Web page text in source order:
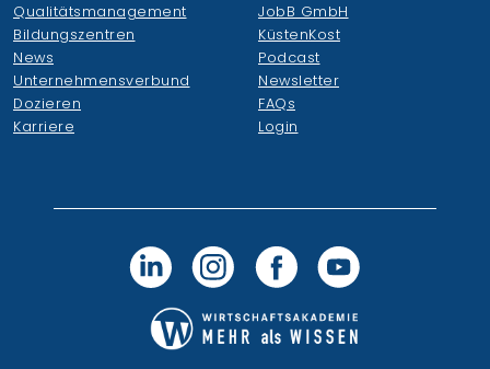
Qualitätsmanagement
Bildungszentren
News
Unternehmensverbund
Dozieren
Karriere
JobB GmbH
KüstenKost
Podcast
Newsletter
FAQs
Login